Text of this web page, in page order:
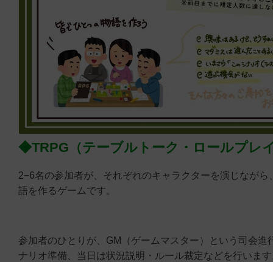
◆TRPG（テーブルトーク・ロールプレ
2−6名の参加者が、それぞれのキャラクターを演じなが
語を作るゲームです。
参加者のひとりが、GM（ゲームマスター）という司会進
ナリオ準備、当日は状況説明・ルール裁定などを行いま